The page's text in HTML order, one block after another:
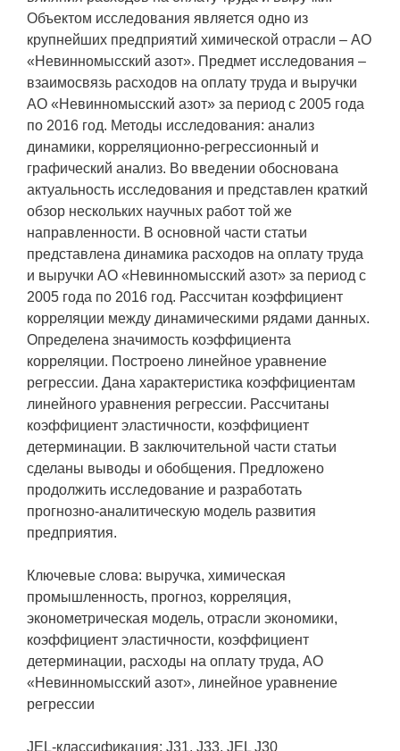
Объектом исследования является одно из
крупнейших предприятий химической отрасли – АО
«Невинномысский азот». Предмет исследования –
взаимосвязь расходов на оплату труда и выручки
АО «Невинномысский азот» за период с 2005 года
по 2016 год. Методы исследования: анализ
динамики, корреляционно-регрессионный и
графический анализ. Во введении обоснована
актуальность исследования и представлен краткий
обзор нескольких научных работ той же
направленности. В основной части статьи
представлена динамика расходов на оплату труда
и выручки АО «Невинномысский азот» за период с
2005 года по 2016 год. Рассчитан коэффициент
корреляции между динамическими рядами данных.
Определена значимость коэффициента
корреляции. Построено линейное уравнение
регрессии. Дана характеристика коэффициентам
линейного уравнения регрессии. Рассчитаны
коэффициент эластичности, коэффициент
детерминации. В заключительной части статьи
сделаны выводы и обобщения. Предложено
продолжить исследование и разработать
прогнозно-аналитическую модель развития
предприятия.
Ключевые слова: выручка, химическая
промышленность, прогноз, корреляция,
эконометрическая модель, отрасли экономики,
коэффициент эластичности, коэффициент
детерминации, расходы на оплату труда, АО
«Невинномысский азот», линейное уравнение
регрессии
JEL-классификация: J31, J33, JEL J30